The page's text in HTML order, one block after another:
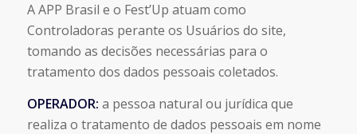
A APP Brasil e o Fest’Up atuam como
Controladoras perante os Usuários do site,
tomando as decisões necessárias para o
tratamento dos dados pessoais coletados.
OPERADOR: a pessoa natural ou jurídica que
realiza o tratamento de dados pessoais em nome